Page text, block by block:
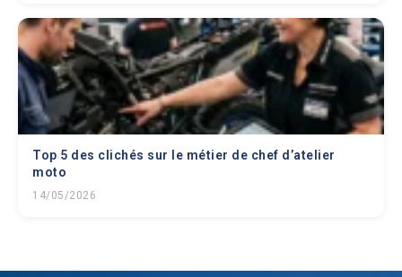
Top 5 des clichés sur le métier de chef d’atelier
moto
14/05/2026